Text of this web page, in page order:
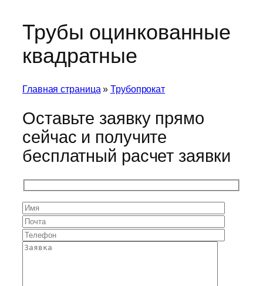
Трубы оцинкованные
квадратные
Главная страница »Трубопрокат
Оставьте заявку прямо
сейчас и получите
бесплатный расчет заявки